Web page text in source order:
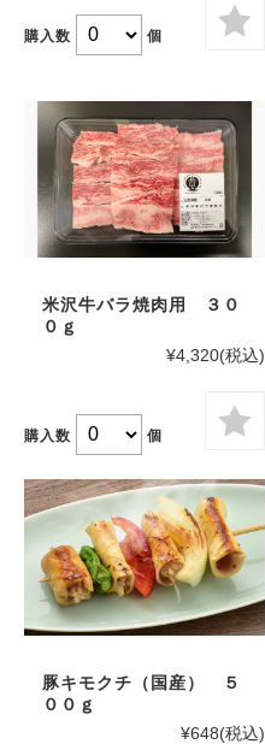
購入数 個
米沢牛バラ焼肉用 ３０
０ｇ
¥4,320(税込)
購入数 個
豚キモクチ（国産） ５
００ｇ
¥648(税込)